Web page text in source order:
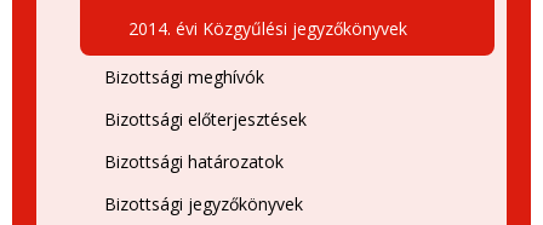
2014. évi Közgyűlési jegyzőkönyvek
Bizottsági meghívók
Bizottsági előterjesztések
Bizottsági határozatok
Bizottsági jegyzőkönyvek